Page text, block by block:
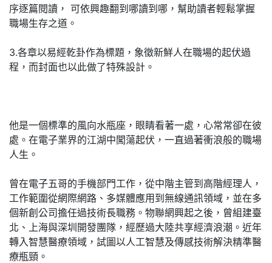
序逐篇閱讀， 可依興趣翻到哪讀到哪，幫助讀者輕鬆掌握
職場生存之道。
3.各章以易經乾卦作為標題，象徵新鮮人在職場的起伏過
程，而封面也以此做了特殊設計。
他是一個標準的風向水瓶座，眼睛看著一處，心常常卻在彼
處。在電子業界的江湖中闖蕩起伏，一直過著衝浪般的職場
人生。
曾在電子五哥的手機部門工作，從中階主管到高階經理人，
工作範圍從網際網路、多媒體應用到無線通訊領域，並在多
個新創公司擔任過技術長職務。物聯網興起之後，曾組建臺
北、上海與深圳開發團隊，經歷過大陸共享經濟浪潮。近年
轉入智慧醫療領域，試圖以人工智慧及傳感技術解決精準醫
療瓶頸。